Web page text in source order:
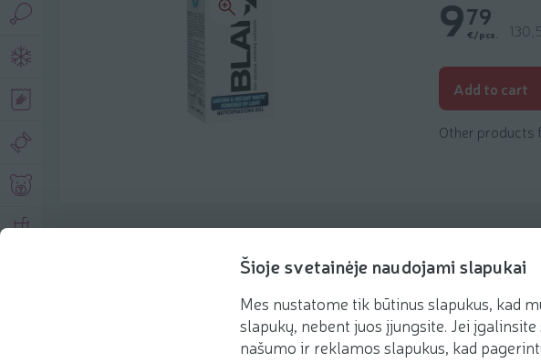
Šioje svetainėje naudojami slapukai
Mes nustatome tik būtinus slapukus, kad
slapukų, nebent juos įjungsite. Jei
našumo ir reklamos slapukus, kad
979
€/pcs.
Add to cart
Other products
Product description
Recommendations